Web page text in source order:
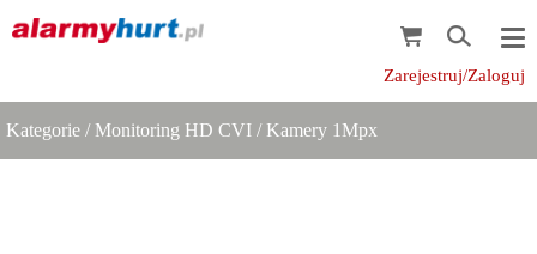
Zarejestruj/Zaloguj
Kategorie / Monitoring HD CVI / Kamery 1Mpx